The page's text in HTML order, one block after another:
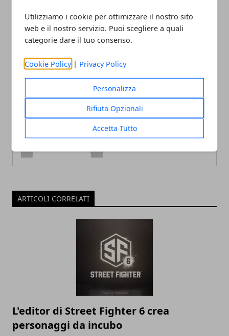
Utilizziamo i cookie per ottimizzare il nostro sito
web e il nostro servizio. Puoi scegliere a quali
categorie dare il tuo consenso.
Cookie Policy | Privacy Policy
Personalizza
Rifiuta Opzionali
Accetta Tutto
cronologia del browser
bene di Tesla
Redazione
ARTICOLI CORRELATI
L'editor di Street Fighter 6 crea
personaggi da incubo